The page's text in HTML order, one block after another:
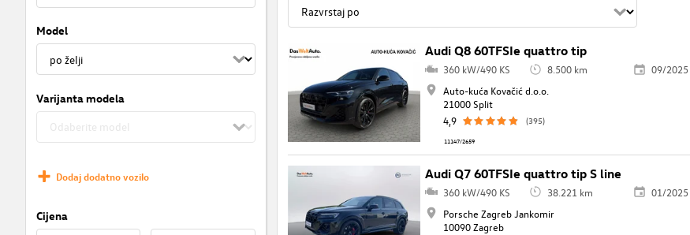
Model
Varijanta modela
Dodaj dodatno vozilo
Cijena
Audi Q8 60TFSIe quattro tip
360 kW/490 KS 8.500 km
09/2025
Auto-kuća Kovačić d.o.o.
21000 Split
4,9
(395)
11147/2659
Audi Q7 60TFSIe quattro tip S line
360 kW/490 KS 38.221 km
01/2025
Porsche Zagreb Jankomir
10090 Zagreb